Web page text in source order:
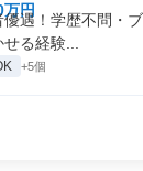
円
遇！学歴不問・
る経験...
+5個